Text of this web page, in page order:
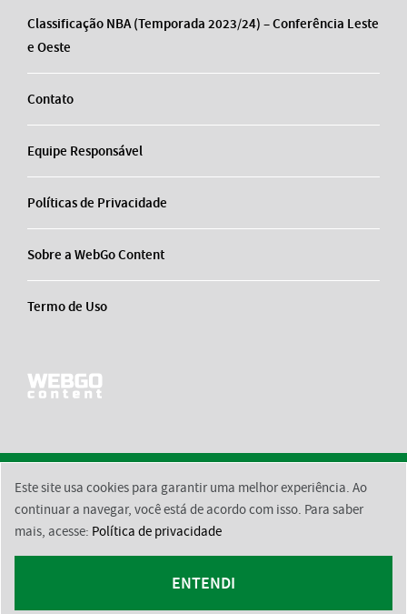
Classificação NBA (Temporada 2023/24) – Conferência Leste
e Oeste
Contato
Equipe Responsável
Políticas de Privacidade
Sobre a WebGo Content
Termo de Uso
2026 © BsktBrasil
Contato
Equipe Responsável
Políticas de Privacidade
Sobre a WebGo Content
Este site usa cookies para garantir uma melhor experiência. Ao
continuar a navegar, você está de acordo com isso. Para saber
mais, acesse: Política de privacidade
ENTENDI